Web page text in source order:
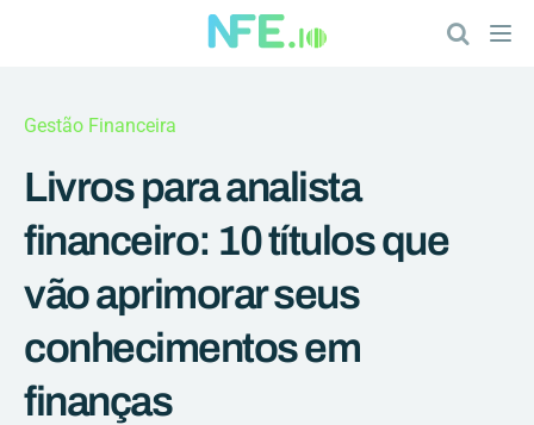
Gestão Financeira
Livros para analista
financeiro: 10 títulos que
vão aprimorar seus
conhecimentos em
finanças